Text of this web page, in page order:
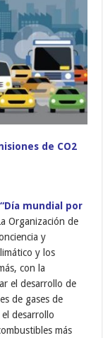
de CO2
“Día mundial por
Organización de
y
y los
con la
el desarrollo de
de gases de
desarrollo
más